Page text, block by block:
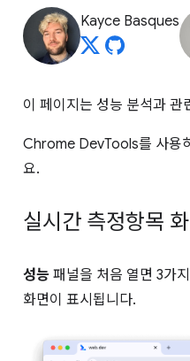
Kayce Basques
이 페이지는 성능 분석과
Chrome DevTools를 사용
요.
실시간 측정항목
성능 패널을 처음 열면 3가지
화면이 표시됩니다.